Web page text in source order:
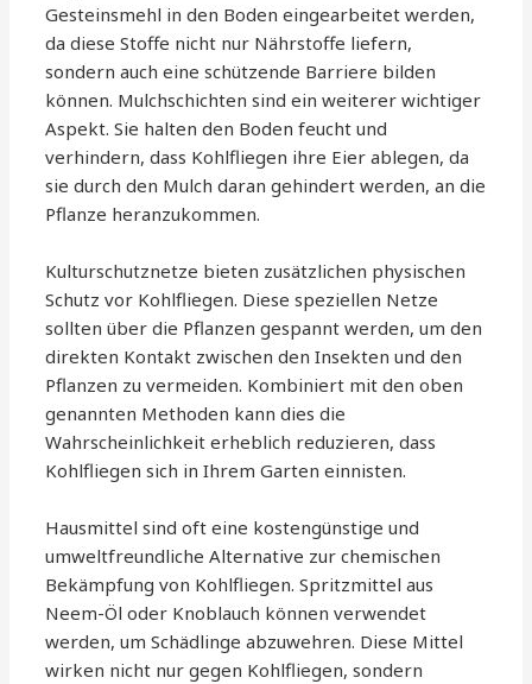
Gesteinsmehl in den Boden eingearbeitet werden,
da diese Stoffe nicht nur Nährstoffe liefern,
sondern auch eine schützende Barriere bilden
können. Mulchschichten sind ein weiterer wichtiger
Aspekt. Sie halten den Boden feucht und
verhindern, dass Kohlfliegen ihre Eier ablegen, da
sie durch den Mulch daran gehindert werden, an die
Pflanze heranzukommen.
Kulturschutznetze bieten zusätzlichen physischen
Schutz vor Kohlfliegen. Diese speziellen Netze
sollten über die Pflanzen gespannt werden, um den
direkten Kontakt zwischen den Insekten und den
Pflanzen zu vermeiden. Kombiniert mit den oben
genannten Methoden kann dies die
Wahrscheinlichkeit erheblich reduzieren, dass
Kohlfliegen sich in Ihrem Garten einnisten.
Hausmittel sind oft eine kostengünstige und
umweltfreundliche Alternative zur chemischen
Bekämpfung von Kohlfliegen. Spritzmittel aus
Neem-Öl oder Knoblauch können verwendet
werden, um Schädlinge abzuwehren. Diese Mittel
wirken nicht nur gegen Kohlfliegen, sondern